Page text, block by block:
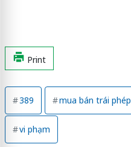
Print
389 mua bán trái phép
vi phạm